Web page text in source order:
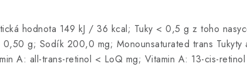
hodnota 149 kJ / 36 kcal; Tuky < 0,5 g z toho
g; Sodík 200,0 mg; Monounsaturated trans Tukyty
A: all-trans-retinol < LoQ mg; Vitamin A: 13-cis-